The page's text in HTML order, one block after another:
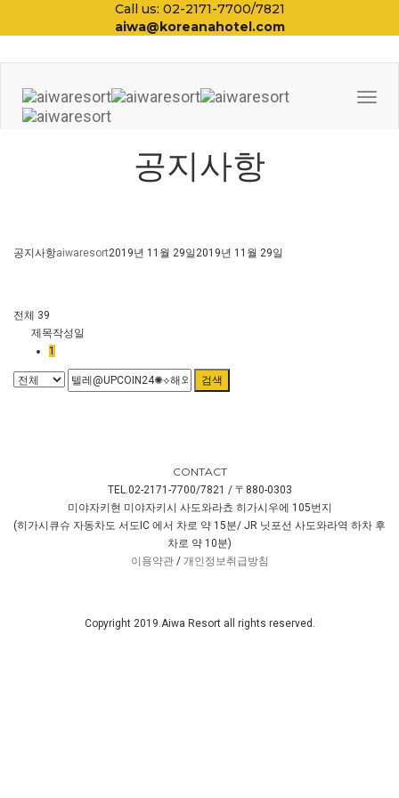
Call us: 02-2171-7700/7821
aiwa@koreanahotel.com
공지사항
공지사항aiwaresort2019년 11월 29일2019년 11월 29일
전체 39
제목작성일
1
검색
CONTACT
TEL.02-2171-7700/7821 / 〒880-0303
미야자키현 미야자키시 사도와라쵸 히가시우에 105번지
(히가시큐슈 자동차도 서도IC 에서 차로 약 15분/ JR 닛포선 사도와라역 하차 후
차로 약 10분)
이용약관/ 개인정보취급방침
Copyright 2019.Aiwa Resort all rights reserved.